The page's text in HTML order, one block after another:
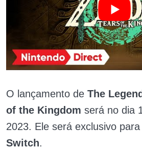
O lançamento de The
of the Kingdom será no dia
2023. Ele será exclusivo
Switch.